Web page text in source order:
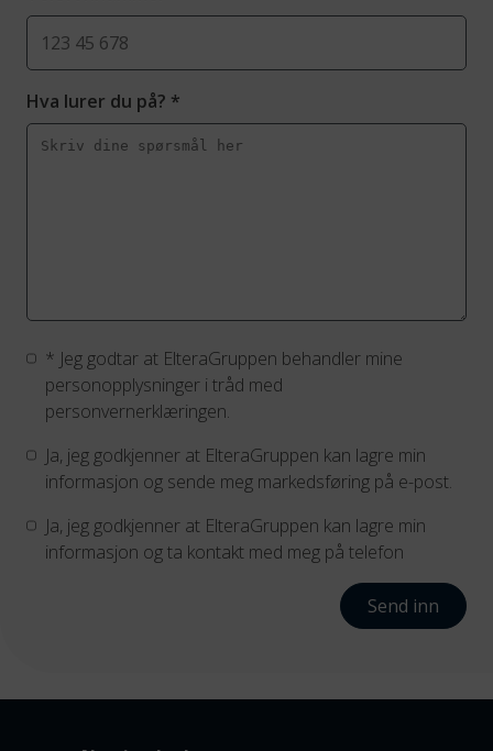
Hva lurer du på? *
* Jeg godtar at ElteraGruppen behandler mine
personopplysninger i tråd med
personvernerklæringen.
Ja, jeg godkjenner at ElteraGruppen kan lagre min
informasjon og sende meg markedsføring på e-post.
Ja, jeg godkjenner at ElteraGruppen kan lagre min
informasjon og ta kontakt med meg på telefon
Send inn